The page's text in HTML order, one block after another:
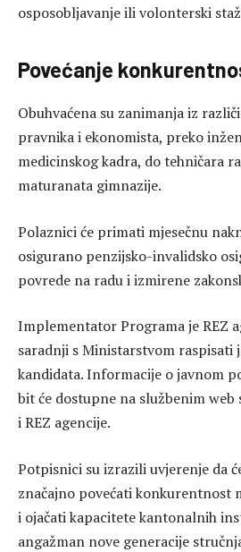
osposobljavanje ili volonterski
Povećanje
Obuhvaćena su zanimanja iz
pravnika i ekonomista, preko
medicinskog kadra, do tehničara
maturanata gimnazije.
Polaznici će primati mjesečnu
osigurano penzijsko-invalidsko
povrede na radu i izmirene
Implementator Programa je REZ
saradnji s Ministarstvom raspisati
kandidata. Informacije o javnom
bit će dostupne na službenim
i REZ agencije.
Potpisnici su izrazili uvjerenje da
značajno povećati konkurentnost
i ojačati kapacitete kantonalnih
angažman nove generacije